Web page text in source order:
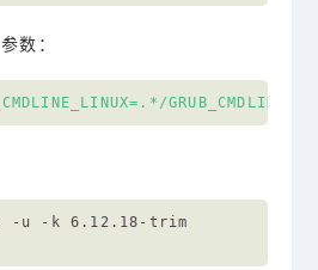
数：
-u -k 6.12.18-trim